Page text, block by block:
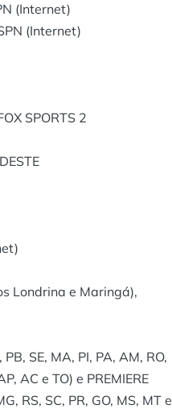
(Internet)
(Internet)
SPORTS 2
Londrina e Maringá),
SE, MA, PI, PA, AM, RO,
AC e TO) e PREMIERE
RS, SC, PR, GO, MS, MT e